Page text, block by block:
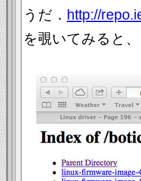
うだ． http://
を覗いてみると、